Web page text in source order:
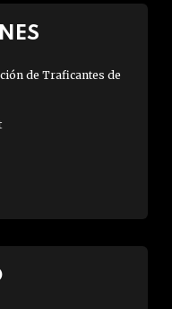
de Traficantes de